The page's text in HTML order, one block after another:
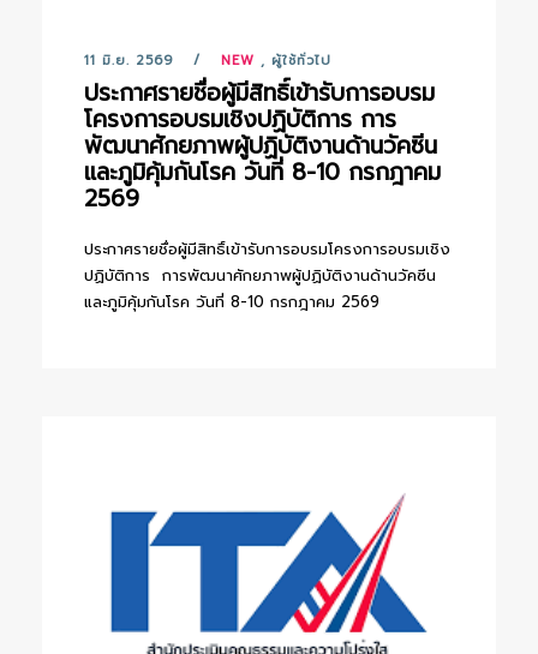
11 มิ.ย. 2569 NEW , ผู้ใช้ทั่วไป
ประกาศรายชื่อผู้มีสิทธิ์เข้ารับการอบรม
โครงการอบรมเชิงปฏิบัติการ การ
พัฒนาศักยภาพผู้ปฏิบัติงานด้านวัคซีน
และภูมิคุ้มกันโรค วันที่ 8-10 กรกฎาคม
2569
ประกาศรายชื่อผู้มีสิทธิ์เข้ารับการอบรมโครงการอบรมเชิง
ปฏิบัติการ การพัฒนาศักยภาพผู้ปฏิบัติงานด้านวัคซีน
และภูมิคุ้มกันโรค วันที่ 8-10 กรกฎาคม 2569